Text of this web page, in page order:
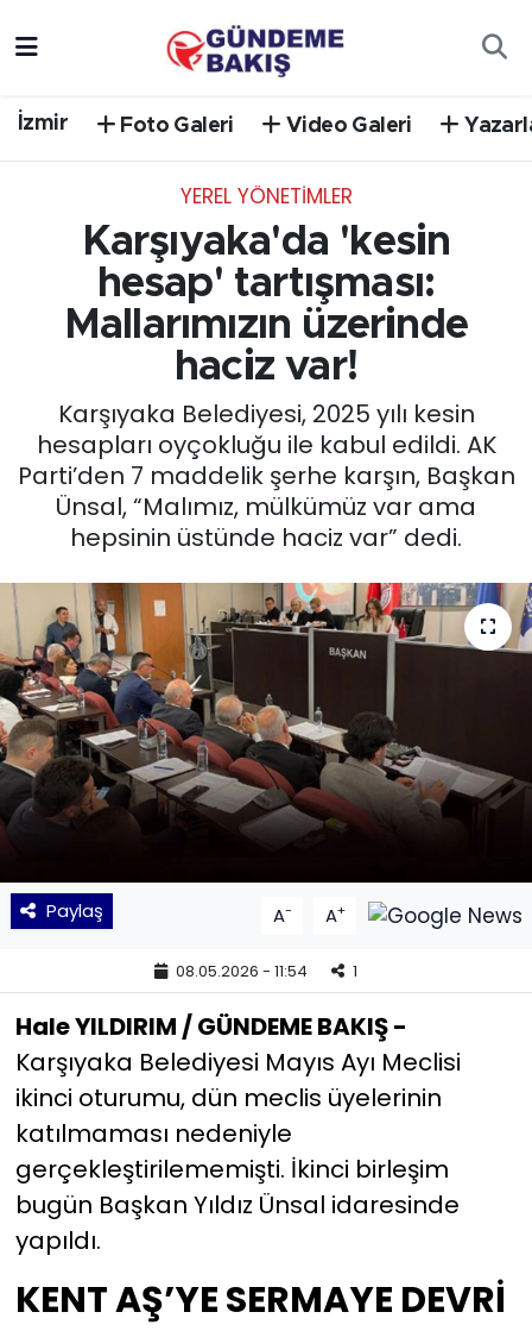
İzmir Foto Galeri Video Galeri
YEREL YÖNETİMLER
Karşıyaka'da 'kesin
hesap' tartışması:
Mallarımızın üzerinde
haciz var!
Karşıyaka Belediyesi, 2025 yılı kesin
hesapları oyçokluğu ile kabul edildi. AK
Parti’den 7 maddelik şerhe karşın, Başkan
Ünsal, “Malımız, mülkümüz var ama
hepsinin üstünde haciz var” dedi.
Paylaş A- A+
08.05.2026 - 11:54 1
Hale YILDIRIM / GÜNDEME BAKIŞ -
Karşıyaka Belediyesi Mayıs Ayı Meclisi
ikinci oturumu, dün meclis üyelerinin
katılmaması nedeniyle
gerçekleştirilememişti. İkinci birleşim
bugün Başkan Yıldız Ünsal idaresinde
yapıldı.
KENT AŞ’YE SERMAYE DEVRİ
EGE
EĞİTİM
English News
GÜNCEL
KÜLTÜR SANAT
MAGAZİN
POLİTİKA
SAĞLIK
Siyaset
SPOR
Yaşam
YEREL POLİTİKA
YEREL YÖNETİMLER
Yurt
Trafik Durumu
Süper Lig Puan Durumu ve Fikstür
Tüm Manşetler
Haber Arşivi